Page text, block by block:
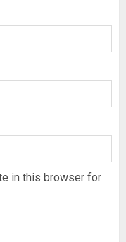
in this browser for